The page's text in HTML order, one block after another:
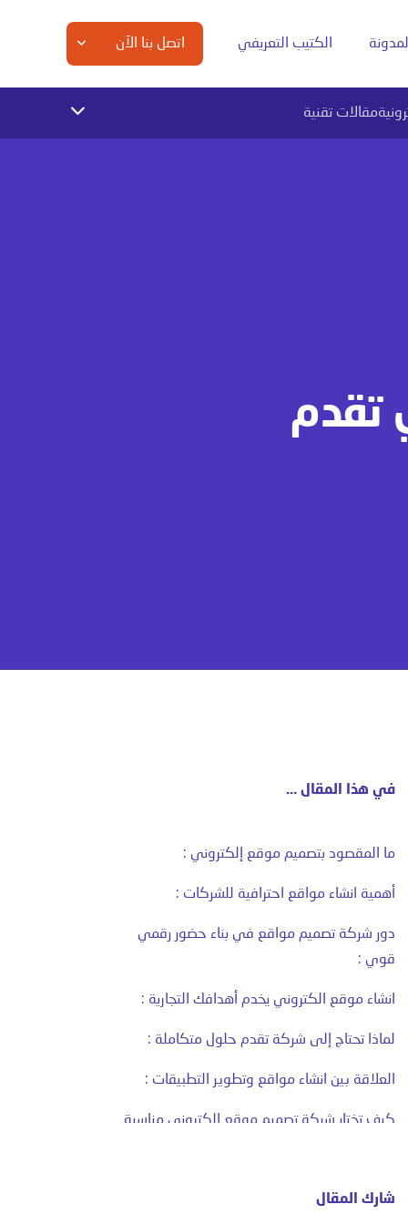
المدونة الكتيب التعريفي اتصل بنا الآن
مقالات تقنية
تقدم
في هذا المقال …
ما المقصود بتصميم موقع إلكتروني :
أهمية انشاء مواقع احترافية للشركات :
دور شركة تصميم مواقع في بناء حضور رقمي
قوي :
انشاء موقع الكتروني يخدم أهدافك التجارية :
لماذا تحتاج إلى شركة تقدم حلول متكاملة :
العلاقة بين انشاء مواقع وتطوير التطبيقات :
كيف تختار شركة تصميم موقع إلكتروني مناسبة
متخصصة :
شارك المقال